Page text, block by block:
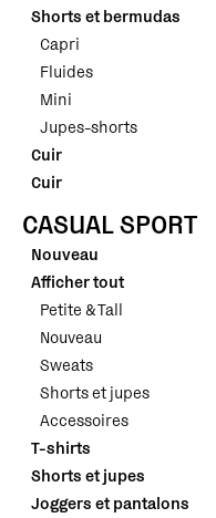
Shorts et bermudas
Capri
Fluides
Mini
Jupes-shorts
Cuir
Cuir
CASUAL SPORT
Nouveau
Afficher tout
Petite & Tall
Nouveau
Sweats
Shorts et jupes
Accessoires
T-shirts
Shorts et jupes
Joggers et pantalons